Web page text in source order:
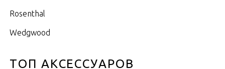
Rosenthal
Wedgwood
ТОП АКСЕССУАРОВ